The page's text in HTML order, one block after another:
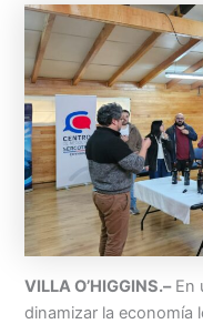
VILLA O’HIGGINS.–En
dinamizar la economía